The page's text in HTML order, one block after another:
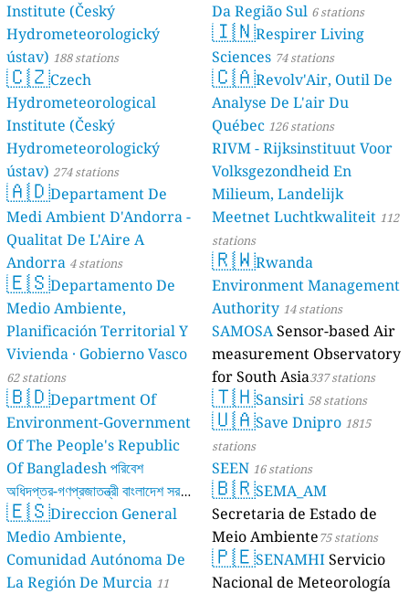
Institute (Český
Hydrometeorologický
ústav) 188 stations
🇨🇿Czech
Hydrometeorological
Institute (Český
Hydrometeorologický
ústav) 274 stations
🇦🇩Departament De
Medi Ambient D'Andorra -
Qualitat De L'Aire A
Andorra 4 stations
🇪🇸Departamento De
Medio Ambiente,
Planificación Territorial Y
Vivienda · Gobierno Vasco
62 stations
🇧🇩Department Of
Environment-Government
Of The People's Republic
Of Bangladesh পরিবেশ
অধিদপ্তর-গণপ্রজাতন্ত্রী বাংলাদেশ সরকার
17 stations
🇪🇸Direccion General
Medio Ambiente,
Comunidad Autónoma De
La Región De Murcia 11
Da Região Sul 6 stations
🇮🇳Respirer Living
Sciences 74 stations
🇨🇦Revolv'Air, Outil De
Analyse De L'air Du
Québec 126 stations
RIVM - Rijksinstituut Voor
Volksgezondheid En
Milieum, Landelijk
Meetnet Luchtkwaliteit 112
stations
🇷🇼Rwanda
Environment Management
Authority 14 stations
SAMOSASensor-based Air
measurement Observatory
for South Asia337 stations
🇹🇭Sansiri 58 stations
🇺🇦Save Dnipro 1815
stations
SEEN 16 stations
🇧🇷SEMA_AM
Secretaria de Estado de
Meio Ambiente75 stations
🇵🇪SENAMHIServicio
Nacional de Meteorología